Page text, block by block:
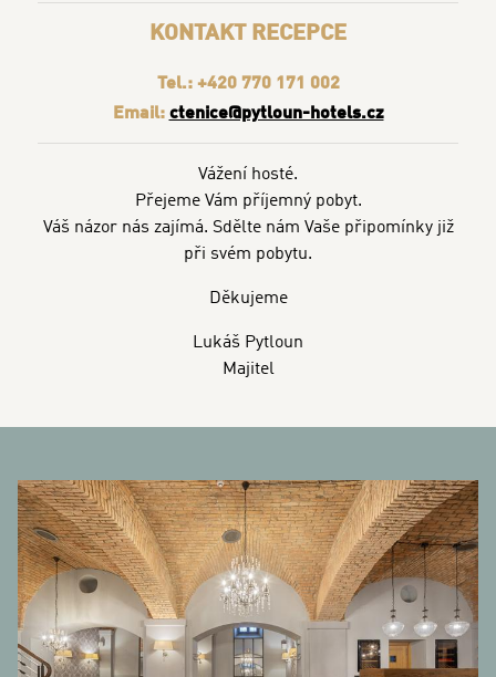
KONTAKT RECEPCE
Tel.: +420 770 171 002
Email: ctenice@pytloun-hotels.cz
Vážení hosté.
Přejeme Vám příjemný pobyt.
Váš názor nás zajímá. Sdělte nám Vaše připomínky již
při svém pobytu.
Děkujeme
Lukáš Pytloun
Majitel
BANNERS